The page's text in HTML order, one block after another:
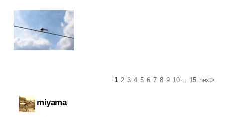
1 2 3 4 5 6 7 8 9 10... 15 next>
miyama